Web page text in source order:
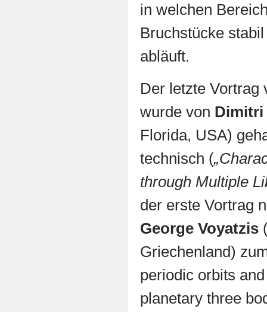
in welchen
Bruchstücke
abläuft.
Der letzte Vortrag
wurde von Dimitri
Florida, USA)
technisch (
through Multiple
der erste Vortrag
George Voyatzis
Griechenland)
periodic orbits
planetary three